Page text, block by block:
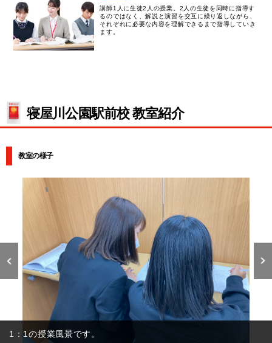
講師1人に生徒2人の授業。2人の生徒を同時に指導す
るのではなく、解説と演習を交互に繰り返しながら、
それぞれに必要な内容を理解できるまで指導していき
ます。
寝屋川公園駅前校 教室紹介
教室の様子
1：2の授業風景です。個別で丁寧に指導しています！